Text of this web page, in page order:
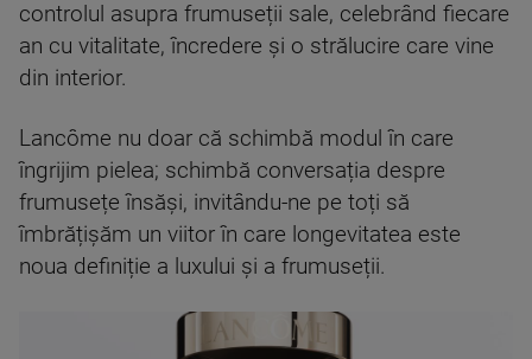
controlul asupra frumuseții sale, celebrând fiecare
an cu vitalitate, încredere și o strălucire care vine
din interior.
Lancôme nu doar că schimbă modul în care
îngrijim pielea; schimbă conversația despre
frumusețe însăși, invitându-ne pe toți să
îmbrățișăm un viitor în care longevitatea este
noua definiție a luxului și a frumuseții.